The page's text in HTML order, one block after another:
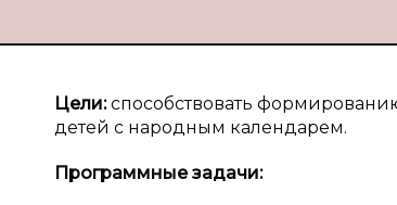
Цели:способствовать
детей с народным календарем.
Программные задачи: